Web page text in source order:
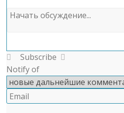
Subscribe
Notify of